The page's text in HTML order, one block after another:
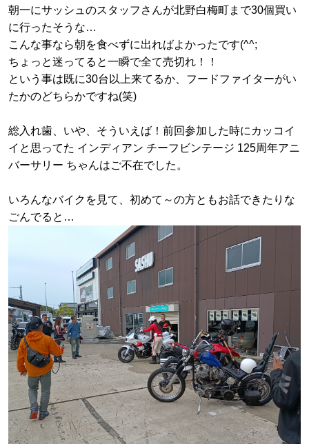
朝一にサッシュのスタッフさんが北野白梅町まで30個買い
に行ったそうな…
こんな事なら朝を食べずに出ればよかったです(^^;
ちょっと迷ってると一瞬で全て売切れ！！
という事は既に30台以上来てるか、フードファイターがい
たかのどちらかですね(笑)
総入れ歯、いや、そういえば！前回参加した時にカッコイ
イと思ってた インディアン チーフビンテージ 125周年アニ
バーサリー ちゃんはご不在でした。
いろんなバイクを見て、初めて～の方ともお話できたりな
ごんでると…